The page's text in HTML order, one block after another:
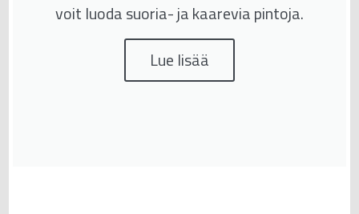
voit luoda suoria- ja kaarevia pintoja.
Lue lisää